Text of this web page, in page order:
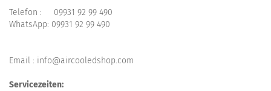
Telefon : 09931 92 99 490
WhatsApp: 09931 92 99 490
Email : info@aircooledshop.com
Servicezeiten: